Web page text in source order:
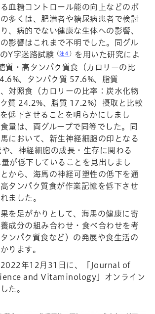
血糖コントロール能の向上などのポ
多くは、肥満者や糖尿病患者で検討
、病的でない健康な生体への影響、
影響はこれまで不明でした。同グル
Y字迷路試験 （ 注４ ）
を用いた研究によ
質・高タンパク質食（カロリーの比
、タンパク質 57.6%、脂質
対照食（カロリーの比率：炭水化物
質 24.2%、脂質 17.2%）摂取と比較
低下させることを明らかにしまし
量は、両グループで同等でした。同
において、新生神経細胞の印となる
、神経細胞の成長・生存に関わる
が低下していることを見出しまし
から、海馬の神経可塑性の低下を通
タンパク質食が作業記憶を低下させ
ました。
を足がかりとして、海馬の健康に寄
成分の組み合わせ・食べ合わせを考
ンパク質食など）の発展や食生活の
ります。
2022年12月31日に、「Journal of
and Vitaminology」オンライン
た。